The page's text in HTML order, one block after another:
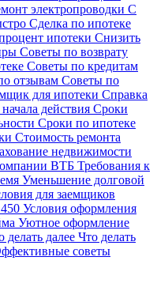
электропроводки С
Сделка по ипотеке
ипотеки Снизить
Советы по возврату
Советы по кредитам
отзывам Советы по
для ипотеки Справка
действия Сроки
Сроки по ипотеке
Стоимость ремонта
недвижимости
ВТБ Требования к
Уменьшение долговой
для заемщиков
Условия оформления
Уютное оформление
делать далее Что делать
советы